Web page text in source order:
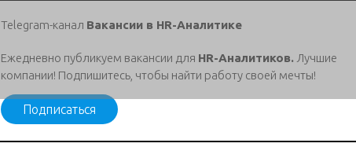
Telegram-канал Вакансии в HR-Аналитике
Ежедневно публикуем вакансии для HR-Аналитиков. Лучшие
компании! Подпишитесь, чтобы найти работу своей мечты!
Подписаться